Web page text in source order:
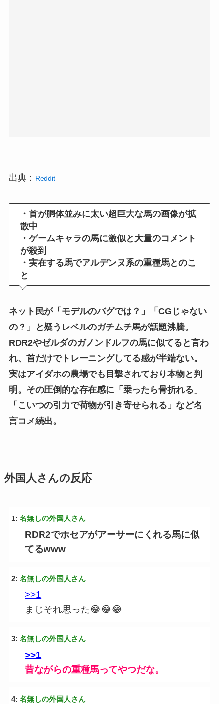
出典： Reddit
・首が胴体並みに太い超巨大な馬の画像が拡
散中
・ゲームキャラの馬に激似と大量のコメント
が殺到
・実在する馬でアルデンヌ系の重種馬とのこ
と
ネット民が「モデルのバグでは？」「CGじゃない
の？」と疑うレベルのガチムチ馬が話題沸騰。
RDR2やゼルダのガノンドルフの馬に似てると言わ
れ、首だけでトレーニングしてる感が半端ない。
実はアイダホの農場でも目撃されており本物と判
明。その圧倒的な存在感に「乗ったら骨折れる」
「こいつの引力で荷物が引き寄せられる」など名
言コメ続出。
外国人さんの反応
1: 名無しの外国人さん
RDR2でホセアがアーサーにくれる馬に似
てるwww
2: 名無しの外国人さん
>>1
まじそれ思った😂😂😂
3: 名無しの外国人さん
>>1
昔ながらの重種馬ってやつだな。
4: 名無しの外国人さん